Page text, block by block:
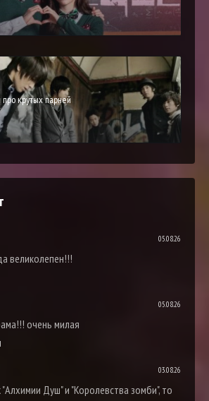
крутых парней
05.08.26
великолепен!!!
05.08.26
очень милая
03.08.26
Душ" и "Королевства зомби", то